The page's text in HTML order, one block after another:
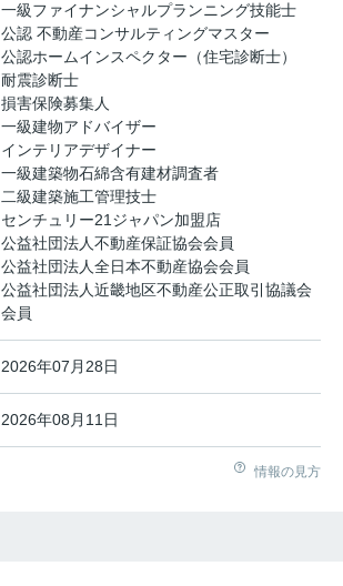
一級ファイナンシャルプランニング技能士
公認 不動産コンサルティングマスター
公認ホームインスペクター（住宅診断士）
耐震診断士
損害保険募集人
一級建物アドバイザー
インテリアデザイナー
一級建築物石綿含有建材調査者
二級建築施工管理技士
センチュリー21ジャパン加盟店
公益社団法人不動産保証協会会員
公益社団法人全日本不動産協会会員
公益社団法人近畿地区不動産公正取引協議会
会員
2026年07月28日
2026年08月11日
情報の見方